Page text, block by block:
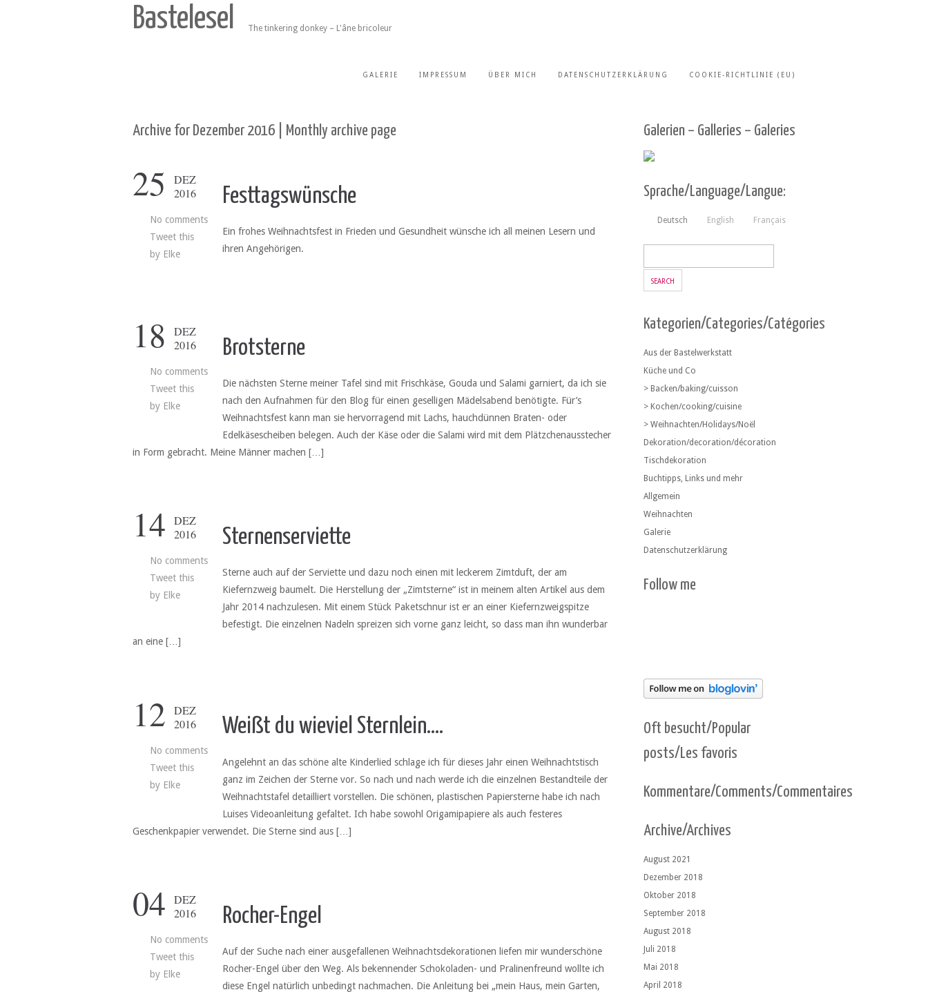
Bastelesel The tinkering donkey – L'âne bricoleur
GALERIE IMPRESSUM ÜBER MICH DATENSCHUTZERKLÄRUNG COOKIE-RICHTLINIE (EU)
Archive for Dezember 2016 | Monthly archive page
25
DEZ
2016
No comments
Tweet this
by Elke
Festtagswünsche
Ein frohes Weihnachtsfest in Frieden und Gesundheit wünsche ich all meinen Lesern und
ihren Angehörigen.
18
DEZ
2016
No comments
Tweet this
by Elke
Brotsterne
Die nächsten Sterne meiner Tafel sind mit Frischkäse, Gouda und Salami garniert, da ich sie
nach den Aufnahmen für den Blog für einen geselligen Mädelsabend benötigte. Für’s
Weihnachtsfest kann man sie hervorragend mit Lachs, hauchdünnen Braten- oder
Edelkäsescheiben belegen. Auch der Käse oder die Salami wird mit dem Plätzchenausstecher
in Form gebracht. Meine Männer machen […]
14
DEZ
2016
No comments
Tweet this
by Elke
Sternenserviette
Sterne auch auf der Serviette und dazu noch einen mit leckerem Zimtduft, der am
Kiefernzweig baumelt. Die Herstellung der „Zimtsterne“ ist in meinem alten Artikel aus dem
Jahr 2014 nachzulesen. Mit einem Stück Paketschnur ist er an einer Kiefernzweigspitze
befestigt. Die einzelnen Nadeln spreizen sich vorne ganz leicht, so dass man ihn wunderbar
an eine […]
12
DEZ
2016
No comments
Tweet this
by Elke
Weißt du wieviel Sternlein….
Angelehnt an das schöne alte Kinderlied schlage ich für dieses Jahr einen Weihnachtstisch
ganz im Zeichen der Sterne vor. So nach und nach werde ich die einzelnen Bestandteile der
Weihnachtstafel detailliert vorstellen. Die schönen, plastischen Papiersterne habe ich nach
Luises Videoanleitung gefaltet. Ich habe sowohl Origamipapiere als auch festeres
Geschenkpapier verwendet. Die Sterne sind aus […]
04
DEZ
2016
No comments
Tweet this
by Elke
Rocher-Engel
Auf der Suche nach einer ausgefallenen Weihnachtsdekorationen liefen mir wunderschöne
Rocher-Engel über den Weg. Als bekennender Schokoladen- und Pralinenfreund wollte ich
diese Engel natürlich unbedingt nachmachen. Die Anleitung bei „mein Haus, mein Garten,
Galerien – Galleries – Galeries
Sprache/Language/Langue:
Deutsch English Français
Kategorien/Categories/Catégories
Aus der Bastelwerkstatt
Küche und Co
> Backen/baking/cuisson
> Kochen/cooking/cuisine
> Weihnachten/Holidays/Noël
Dekoration/decoration/décoration
Tischdekoration
Buchtipps, Links und mehr
Allgemein
Weihnachten
Galerie
Datenschutzerklärung
Follow me
Oft besucht/Popular
posts/Les favoris
Kommentare/Comments/Commentaires
Archive/Archives
August 2021
Dezember 2018
Oktober 2018
September 2018
August 2018
Juli 2018
Mai 2018
April 2018